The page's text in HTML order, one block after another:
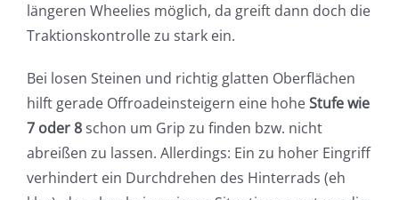
längeren Wheelies möglich, da greift dann doch die
Traktionskontrolle zu stark ein.
Bei losen Steinen und richtig glatten Oberflächen
hilft gerade Offroadeinsteigern eine hoheStufe wie
7 oder 8schon um Grip zu finden bzw. nicht
abreißen zu lassen. Allerdings: Ein zu hoher Eingriff
verhindert ein Durchdrehen des Hinterrads (eh